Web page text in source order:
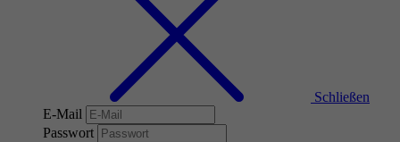
Schließen
E-Mail
Passwort